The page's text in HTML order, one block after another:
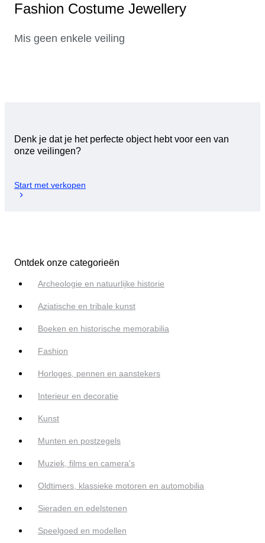
Fashion Costume Jewellery
Mis geen enkele veiling
Denk je dat je het perfecte object hebt voor een van
onze veilingen?
Start met verkopen
Ontdek onze categorieën
Archeologie en natuurlijke historie
Aziatische en tribale kunst
Boeken en historische memorabilia
Fashion
Horloges, pennen en aanstekers
Interieur en decoratie
Kunst
Munten en postzegels
Muziek, films en camera's
Oldtimers, klassieke motoren en automobilia
Sieraden en edelstenen
Speelgoed en modellen